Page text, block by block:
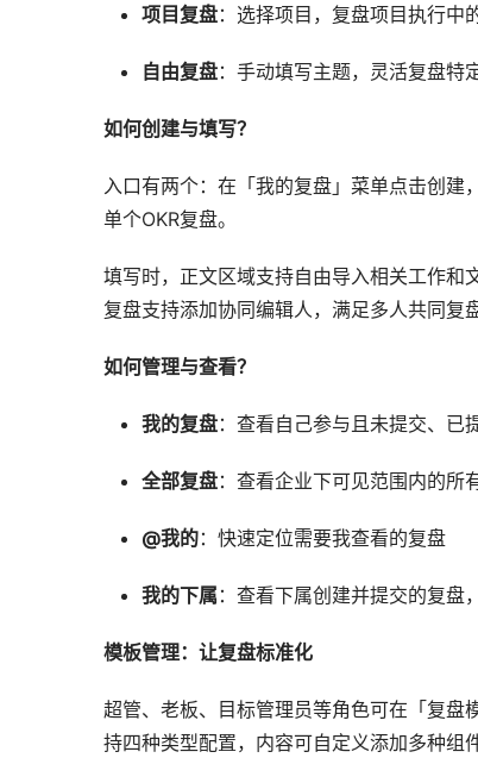
项目复盘：选择项目，复盘项目执行中
自由复盘：手动填写主题，灵活复盘特
如何创建与填写？
入口有两个：在「我的复盘」菜单点击创建
单个OKR复盘。
填写时，正文区域支持自由导入相关工作和
复盘支持添加协同编辑人，满足多人共同复
如何管理与查看？
我的复盘：查看自己参与且未提交、已
全部复盘：查看企业下可见范围内的所
@我的：快速定位需要我查看的复盘
我的下属 ：查看下属创建并提交的复盘
模板管理：让复盘标准化
超管、老板、目标管理员等角色可在「复
持四种类型配置，内容可自定义添加多种组